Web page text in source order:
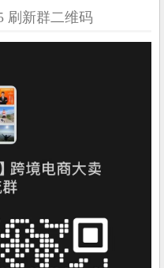
刷新群二维码